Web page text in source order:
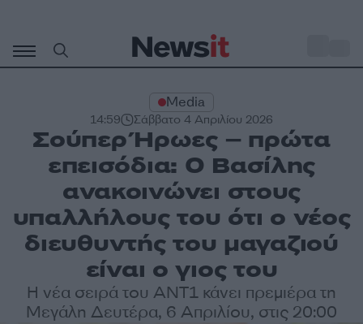
περιεχόμενο
Media
14:59 Σάββατο 4 Απριλίου 2026
Σούπερ Ήρωες – πρώτα
επεισόδια: Ο Βασίλης
ανακοινώνει στους
υπαλλήλους του ότι ο νέος
διευθυντής του μαγαζιού
είναι ο γιος του
Η νέα σειρά του ΑΝΤ1 κάνει πρεμιέρα τη
Μεγάλη Δευτέρα, 6 Απριλίου, στις 20:00